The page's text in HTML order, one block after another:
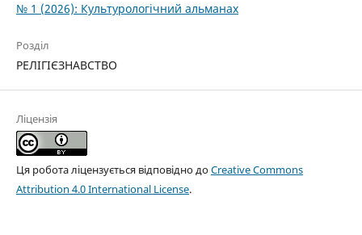
№ 1 (2026): Культурологічний альманах
Розділ
РЕЛІГІЄЗНАВСТВО
Ліцензія
Ця робота ліцензується відповідно доCreative Commons
Attribution 4.0 International License.